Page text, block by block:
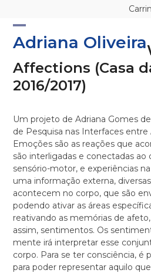
content
Adriana Oliveira
Open
mobile
menu
Close
mobile
menu
Affections (Casa
2016/2017)
Um projeto de Adriana Gomes
de Pesquisa nas Interfaces entre
Emoções são as reações que
são interligadas e conectadas
sensório-motor, e experiências
uma informação externa,
acontecem no corpo, que são
podendo ativar as áreas
reativando as memórias de
assim, sentimentos. Os
mente irá interpretar esse
corpo. Para se ter consciência, é
para poder representar aquilo